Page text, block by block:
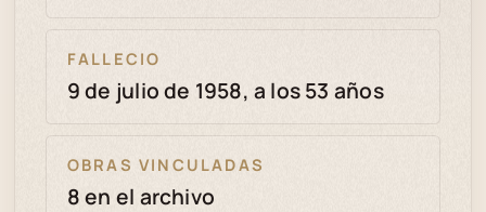
FALLECIO
9 de julio de 1958, a los 53 años
OBRAS VINCULADAS
8 en el archivo